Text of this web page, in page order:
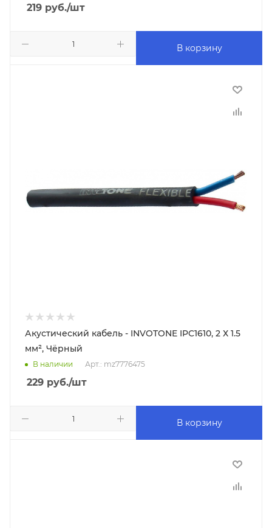
219 руб./шт
В корзину
Акустический кабель - INVOTONE IPC1610, 2 Х 1.5
мм², Чёрный
В наличии Арт.: mz7776475
229 руб./шт
В корзину